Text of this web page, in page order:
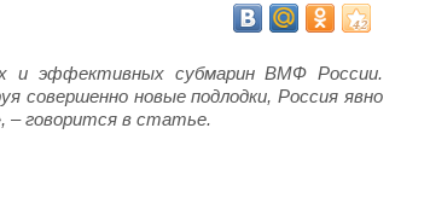
и эффективных субмарин ВМФ России.
совершенно новые подлодки, Россия явно
– говорится в статье.